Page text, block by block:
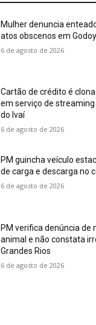
Mulher denuncia
atos obscenos em
6 de agosto de 2026
Cartão de crédito é
em serviço de streaming
do Ivaí
6 de agosto de 2026
PM guincha veículo
de carga e descarga no
6 de agosto de 2026
PM verifica denúncia de
animal e não constata
Grandes Rios
6 de agosto de 2026